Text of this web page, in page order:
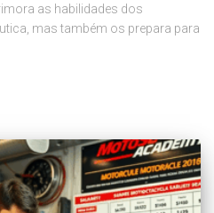
as habilidades dos
mas também os prepara para